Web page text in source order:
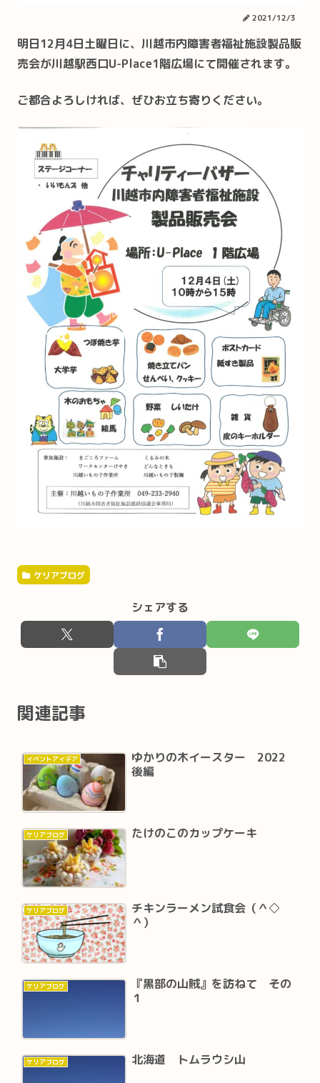
2021/12/3
明日12月4日土曜日に、川越市内障害者福祉施設製品販
売会が川越駅西口U-Place1階広場にて開催されます。
ご都合よろしければ、ぜひお立ち寄りください。
ケリアブログ
シェアする
関連記事
イベントアイデア
ゆかりの木イースター 2022
後編
ケリアブログ たけのこのカップケーキ
ケリアブログ
チキンラーメン試食会（＾◇
＾）
ケリアブログ
『黒部の山賊』を訪ねて その
１
ケリアブログ 北海道 トムラウシ山